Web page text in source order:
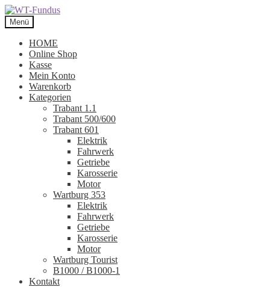
Zur
Navigation
springen
Zum
Inhalt
springen
Menü
HOME
Online Shop
Kasse
Mein Konto
Warenkorb
Kategorien
Trabant 1.1
Trabant 500/600
Trabant 601
Elektrik
Fahrwerk
Getriebe
Karosserie
Motor
Wartburg 353
Elektrik
Fahrwerk
Getriebe
Karosserie
Motor
Wartburg Tourist
B1000 / B1000-1
Kontakt